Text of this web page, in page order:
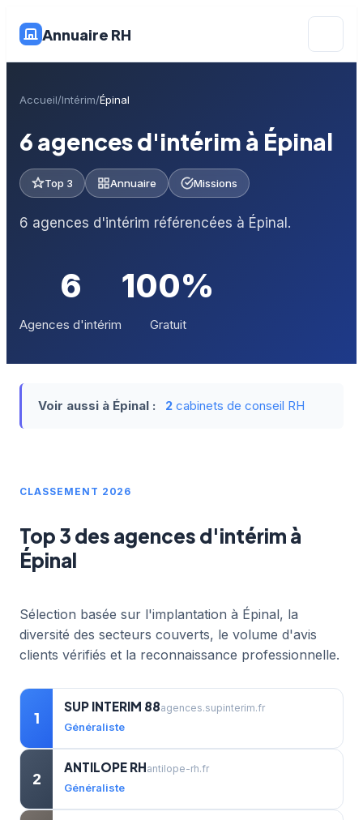
Annuaire RH
Accueil Intérim Épinal
6 agences d'intérim à Épinal
Top 3 Annuaire Missions
6 agences d'intérim référencées à Épinal.
6
Agences d'intérim
100%
Gratuit
Voir aussi à Épinal : 2 cabinets de conseil RH
CLASSEMENT 2026
Top 3 des agences d'intérim à
Épinal
Sélection basée sur l'implantation à Épinal, la
diversité des secteurs couverts, le volume d'avis
clients vérifiés et la reconnaissance professionnelle.
1
SUP INTERIM 88agences.supinterim.fr
Généraliste
2
ANTILOPE RHantilope-rh.fr
Généraliste